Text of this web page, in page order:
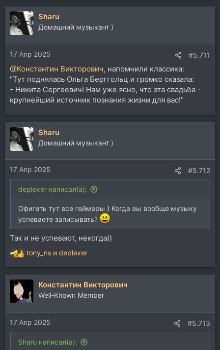
Sharu
Домашний музыкант )
17 Апр 2025 #5.711
@Константин Викторович, напомнили классика:
"Тут поднялась Ольга Берггольц и громко сказала:
- Никита Сергеевич! Нам уже ясно, что эта свадьба -
крупнейший источник познания жизни для вас!"
Sharu
Домашний музыкант )
17 Апр 2025 #5.712
deplexer написал(а):
Офигеть тут все геймеры ) Когда вы вообще музыку
успеваете записывать?
Так и не успевают, некогда))
Р
е
а
ц
и
и
:
tony_ns и deplexer
Константин Викторович
Well-Known Member
17 Апр 2025 #5.713
Sharu написал(а):